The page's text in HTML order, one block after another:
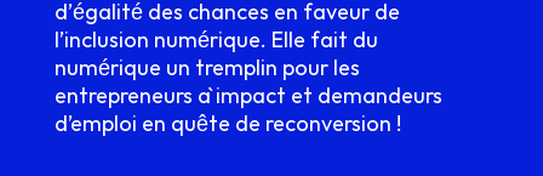
d’égalité des chances en faveur de
l’inclusion numérique. Elle fait du
numérique un tremplin pour les
entrepreneurs à impact et demandeurs
d’emploi en quête de reconversion !